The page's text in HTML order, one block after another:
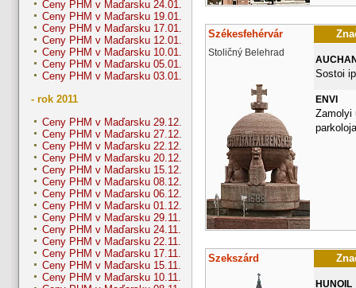
Ceny PHM v Maďarsku 24.01.
Ceny PHM v Maďarsku 19.01.
Ceny PHM v Maďarsku 17.01.
Ceny PHM v Maďarsku 12.01.
Ceny PHM v Maďarsku 10.01.
Ceny PHM v Maďarsku 05.01.
Ceny PHM v Maďarsku 03.01.
- rok 2011
Ceny PHM v Maďarsku 29.12.
Ceny PHM v Maďarsku 27.12.
Ceny PHM v Maďarsku 22.12.
Ceny PHM v Maďarsku 20.12.
Ceny PHM v Maďarsku 15.12.
Ceny PHM v Maďarsku 08.12.
Ceny PHM v Maďarsku 06.12.
Ceny PHM v Maďarsku 01.12.
Ceny PHM v Maďarsku 29.11.
Ceny PHM v Maďarsku 24.11.
Ceny PHM v Maďarsku 22.11.
Ceny PHM v Maďarsku 17.11.
Ceny PHM v Maďarsku 15.11.
Ceny PHM v Maďarsku 10.11.
Székesfehérvár
Stoličný Belehrad
Sostoi
ENVI
Zamolyi
Szekszárd
HUNOIL